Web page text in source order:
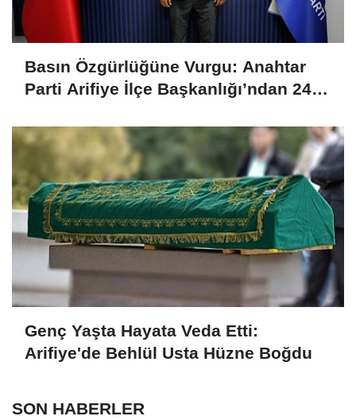
Basın Özgürlüğüne Vurgu: Anahtar
Parti Arifiye İlçe Başkanlığı’ndan 24
Genç Yaşta Hayata Veda Etti:
Arifiye'de Behlül Usta Hüzne Boğdu
SON HABERLER